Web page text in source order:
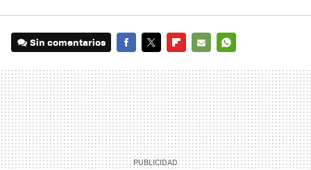
Sin comentarios
MAIL